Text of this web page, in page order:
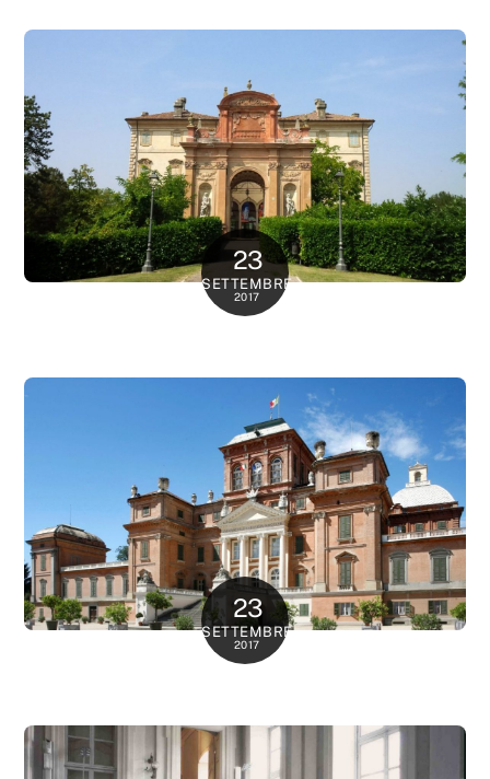
23
SETTEMBRE
2017
23
SETTEMBRE
2017